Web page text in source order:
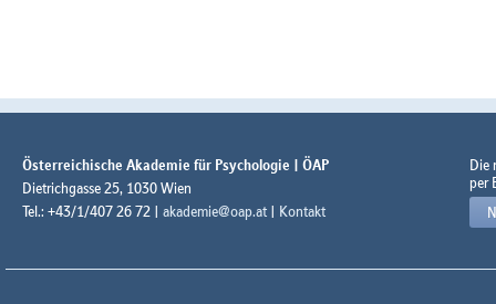
Österreichische Akademie für Psychologie | ÖAP
Dietrichgasse 25, 1030 Wien
Tel.: +43/1/407 26 72 | akademie@oap.at | Kontakt
Die
per